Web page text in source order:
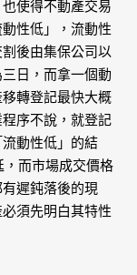
使得不動產交易
性低」，流動性
後由集保公司以
日，而拿一個動
轉登記最快大概
序不說，就登記
動性低」的結
而市場成交價格
遲鈍落後的現
須先明白其特性